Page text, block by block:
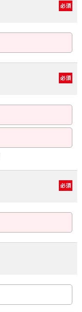
必須
必須
必須